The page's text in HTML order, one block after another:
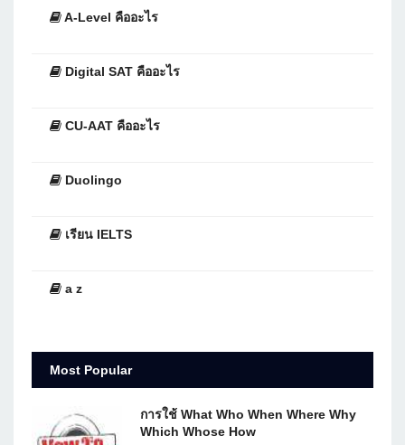
A-Level คืออะไร
Digital SAT คืออะไร
CU-AAT คืออะไร
Duolingo
เรียน IELTS
a z
Most Popular
การใช้ What Who When Where Why
Which Whose How